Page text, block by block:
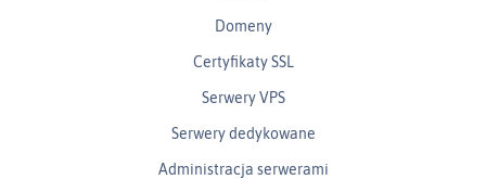
Domeny
Certyfikaty SSL
Serwery VPS
Serwery dedykowane
Administracja serwerami